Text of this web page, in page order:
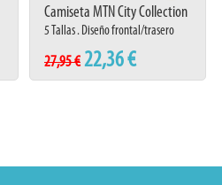
Camiseta MTN City Collection
Montreal
5 Tallas . Diseño frontal/trasero
27,95 € 22,36 €